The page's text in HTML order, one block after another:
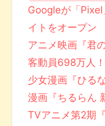
Googleが「
イトをオープン
アニメ映画『君
客動員698万人！
少女漫画『ひる
漫画『ちるらん
TVアニメ第2期